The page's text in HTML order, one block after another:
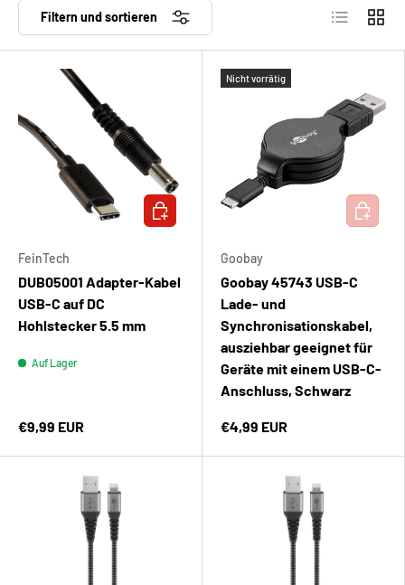
Filtern und sortieren
FeinTech
DUB05001 Adapter-Kabel
USB-C auf DC
Hohlstecker 5.5 mm
Auf Lager
€9,99 EUR
IN DEN WARENKORB
Nicht vorrätig
Goobay
Goobay 45743 USB-C
Lade- und
Synchronisationskabel,
ausziehbar geeignet für
Geräte mit einem USB-C-
Anschluss, Schwarz
€4,99 EUR
IN DEN